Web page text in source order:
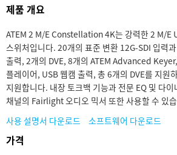
사양
France
Germany
Hong Kong SAR, China
India
제품 개요
ATEM 2 M/E Constellation 4K는 강력한 2 M/E
스위처입니다. 20개의 표준 변환 12G-SDI 입력
출력, 2개의 DVE, 8개의 ATEM Advanced
플레이어, USB 웹캠 출력, 총 6개의 DVE를 지원
지원합니다. 내장 토크백 기능과 전문 EQ 및 다
채널의 Fairlight 오디오 믹서 또한 사용할 수 있
사용 설명서 다운로드
소프트웨어 다운로드
가격